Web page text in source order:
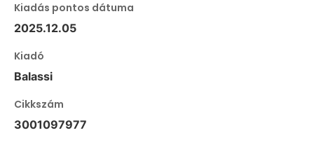
Kiadás pontos dátuma
2025.12.05
Kiadó
Balassi
Cikkszám
3001097977